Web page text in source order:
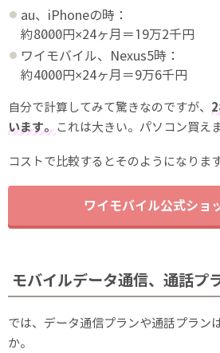
au、iPhoneの時：
約8000円×24ヶ月＝19万2千円
ワイモバイル、Nexus5時：
約4000円×24ヶ月＝9万6千円
自分で計算してみて驚きなのですが、
います。これは大きい。パソコン買え
コストで比較するとそのようになります
ワイモバイル公式ショ
モバイルデータ通信、通話プ
では、データ通信プランや通話プラン
か。